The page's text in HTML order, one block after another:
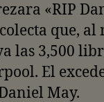
«RIP
que, al
las 3,500
El
May.